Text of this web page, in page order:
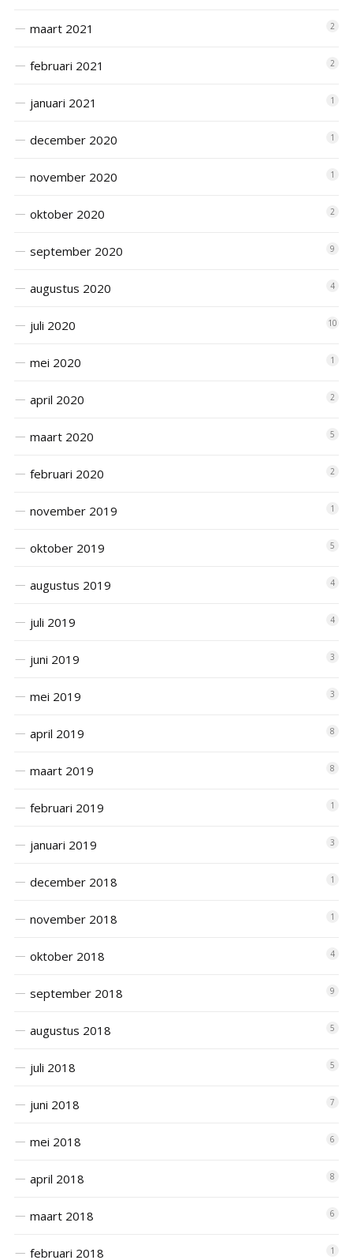
maart 2021 2
februari 2021 2
januari 2021 1
december 2020 1
november 2020 1
oktober 2020 2
september 2020 9
augustus 2020 4
juli 2020 10
mei 2020 1
april 2020 2
maart 2020 5
februari 2020 2
november 2019 1
oktober 2019 5
augustus 2019 4
juli 2019 4
juni 2019 3
mei 2019 3
april 2019 8
maart 2019 8
februari 2019 1
januari 2019 3
december 2018 1
november 2018 1
oktober 2018 4
september 2018 9
augustus 2018 5
juli 2018 5
juni 2018 7
mei 2018 6
april 2018 8
maart 2018 6
februari 2018 1